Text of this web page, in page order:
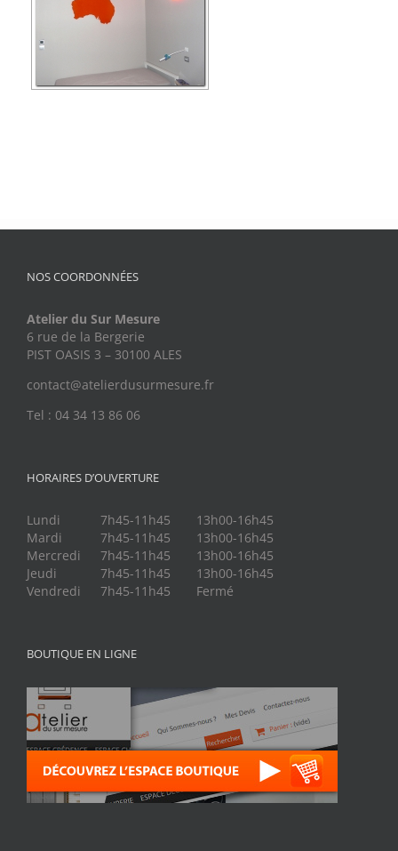
NOS COORDONNÉES
Atelier du Sur Mesure
6 rue de la Bergerie
PIST OASIS 3 – 30100 ALES
contact@atelierdusurmesure.fr
Tel : 04 34 13 86 06
HORAIRES D’OUVERTURE
Lundi 7h45-11h45
13h00-16h45
Mardi
7h45-11h45
13h00-16h45
Mercredi
7h45-11h45
13h00-16h45
Jeudi
7h45-11h45
13h00-16h45
Vendredi
7h45-11h45 Fermé
BOUTIQUE EN LIGNE